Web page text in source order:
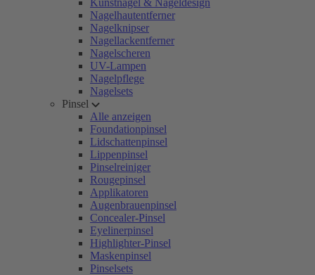
Kunstnägel & Nageldesign
Nagelhautentferner
Nagelknipser
Nagellackentferner
Nagelscheren
UV-Lampen
Nagelpflege
Nagelsets
Pinsel
Alle anzeigen
Foundationpinsel
Lidschattenpinsel
Lippenpinsel
Pinselreiniger
Rougepinsel
Applikatoren
Augenbrauenpinsel
Concealer-Pinsel
Eyelinerpinsel
Highlighter-Pinsel
Maskenpinsel
Pinselsets